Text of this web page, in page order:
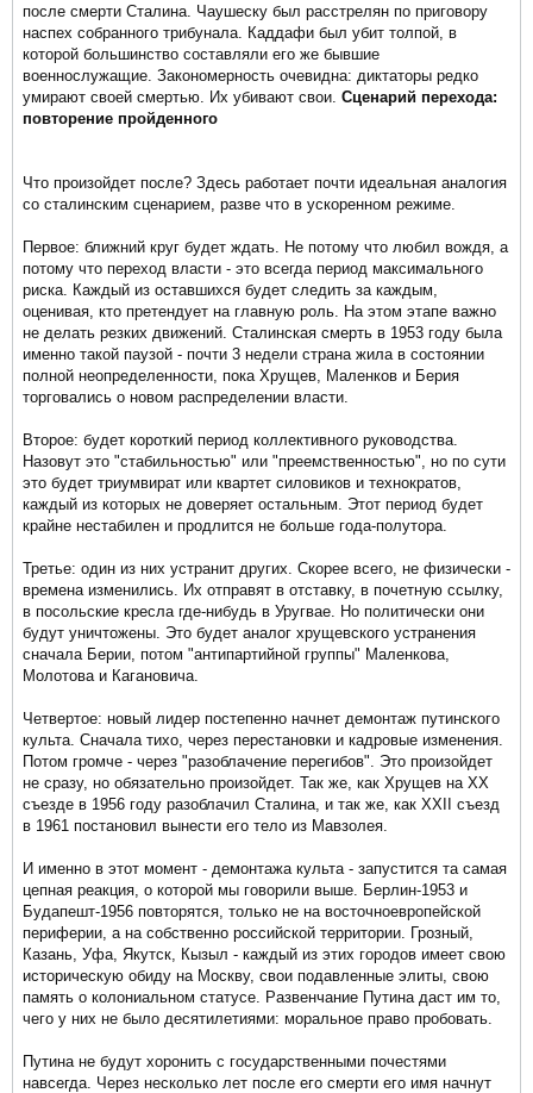
после смерти Сталина. Чаушеску был расстрелян по приговору
наспех собранного трибунала. Каддафи был убит толпой, в
которой большинство составляли его же бывшие
военнослужащие. Закономерность очевидна: диктаторы редко
умирают своей смертью. Их убивают свои. Сценарий перехода:
повторение пройденного
Что произойдет после? Здесь работает почти идеальная аналогия
со сталинским сценарием, разве что в ускоренном режиме.
Первое: ближний круг будет ждать. Не потому что любил вождя, а
потому что переход власти - это всегда период максимального
риска. Каждый из оставшихся будет следить за каждым,
оценивая, кто претендует на главную роль. На этом этапе важно
не делать резких движений. Сталинская смерть в 1953 году была
именно такой паузой - почти 3 недели страна жила в состоянии
полной неопределенности, пока Хрущев, Маленков и Берия
торговались о новом распределении власти.
Второе: будет короткий период коллективного руководства.
Назовут это "стабильностью" или "преемственностью", но по сути
это будет триумвират или квартет силовиков и технократов,
каждый из которых не доверяет остальным. Этот период будет
крайне нестабилен и продлится не больше года-полутора.
Третье: один из них устранит других. Скорее всего, не физически -
времена изменились. Их отправят в отставку, в почетную ссылку,
в посольские кресла где-нибудь в Уругвае. Но политически они
будут уничтожены. Это будет аналог хрущевского устранения
сначала Берии, потом "антипартийной группы" Маленкова,
Молотова и Кагановича.
Четвертое: новый лидер постепенно начнет демонтаж путинского
культа. Сначала тихо, через перестановки и кадровые изменения.
Потом громче - через "разоблачение перегибов". Это произойдет
не сразу, но обязательно произойдет. Так же, как Хрущев на ХХ
съезде в 1956 году разоблачил Сталина, и так же, как ХХII съезд
в 1961 постановил вынести его тело из Мавзолея.
И именно в этот момент - демонтажа культа - запустится та самая
цепная реакция, о которой мы говорили выше. Берлин-1953 и
Будапешт-1956 повторятся, только не на восточноевропейской
периферии, а на собственно российской территории. Грозный,
Казань, Уфа, Якутск, Кызыл - каждый из этих городов имеет свою
историческую обиду на Москву, свои подавленные элиты, свою
память о колониальном статусе. Развенчание Путина даст им то,
чего у них не было десятилетиями: моральное право пробовать.
Путина не будут хоронить с государственными почестями
навсегда. Через несколько лет после его смерти его имя начнут